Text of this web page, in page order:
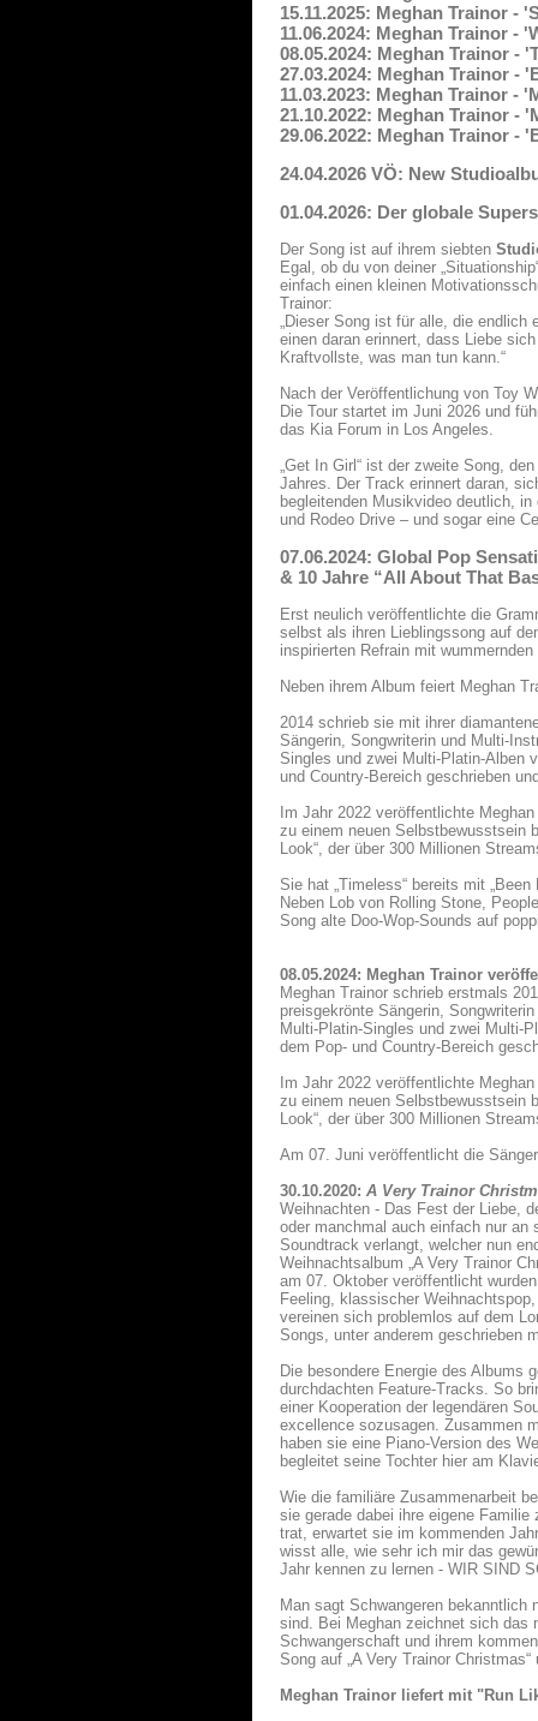
15.11.2025: Meghan Trainor -
11.06.2024: Meghan Trainor -
08.05.2024: Meghan Trainor -
27.03.2024: Meghan Trainor -
11.03.2023: Meghan Trainor -
21.10.2022: Meghan Trainor -
29.06.2022: Meghan Trainor -
24.04.2026 VÖ: New
01.04.2026: Der globale
Der Song ist auf ihrem siebten
Egal, ob du von deiner
einfach einen kleinen
Trainor:
„Dieser Song ist für alle, die endlich
einen daran erinnert, dass Liebe
Kraftvollste, was man tun kann.“
Nach der Veröffentlichung von Toy
Die Tour startet im Juni 2026 und
das Kia Forum in Los Angeles.
„Get In Girl“ ist der zweite Song,
Jahres. Der Track erinnert daran,
begleitenden Musikvideo deutlich,
und Rodeo Drive – und sogar eine
07.06.2024: Global Pop
& 10 Jahre “All About That
Erst neulich veröffentlichte die
selbst als ihren Lieblingssong auf
inspirierten Refrain mit
Neben ihrem Album feiert Meghan
2014 schrieb sie mit ihrer
Sängerin, Songwriterin und Multi-
Singles und zwei Multi-Platin-Alben
und Country-Bereich geschrieben
Im Jahr 2022 veröffentlichte
zu einem neuen Selbstbewusstsein
Look“, der über 300 Millionen
Sie hat „Timeless“ bereits mit
Neben Lob von Rolling Stone,
Song alte Doo-Wop-Sounds auf
08.05.2024: Meghan Trainor
Meghan Trainor schrieb erstmals
preisgekrönte Sängerin,
Multi-Platin-Singles und zwei Multi-
dem Pop- und Country-Bereich
Im Jahr 2022 veröffentlichte
zu einem neuen Selbstbewusstsein
Look“, der über 300 Millionen
Am 07. Juni veröffentlicht die
30.10.2020: A Very Trainor
Weihnachten - Das Fest der Liebe,
oder manchmal auch einfach nur
Soundtrack verlangt, welcher nun
Weihnachtsalbum „A Very Trainor
am 07. Oktober veröffentlicht
Feeling, klassischer
vereinen sich problemlos auf dem
Songs, unter anderem geschrieben
Die besondere Energie des Albums
durchdachten Feature-Tracks. So
einer Kooperation der legendären
excellence sozusagen. Zusammen
haben sie eine Piano-Version des
begleitet seine Tochter hier am
Wie die familiäre Zusammenarbeit
sie gerade dabei ihre eigene
trat, erwartet sie im kommenden
wisst alle, wie sehr ich mir das
Jahr kennen zu lernen - WIR SIND
Man sagt Schwangeren bekanntlich
sind. Bei Meghan zeichnet sich das
Schwangerschaft und ihrem
Song auf „A Very Trainor
Meghan Trainor liefert mit "Run